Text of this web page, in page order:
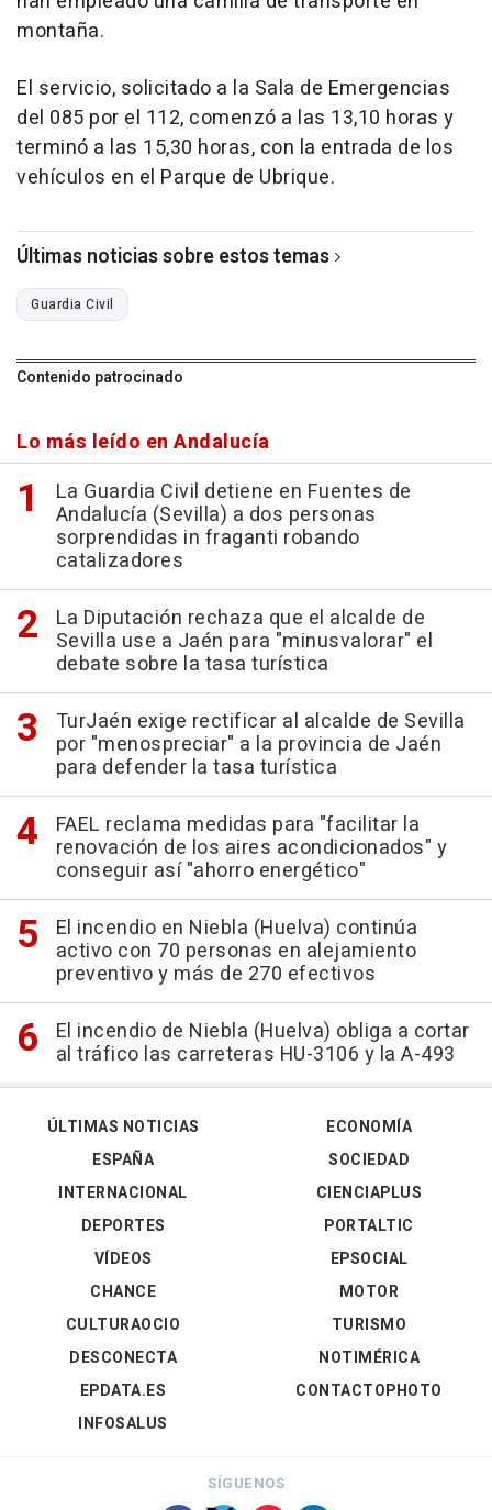
montaña.
El servicio, solicitado a la Sala de Emergencias
del 085 por el 112, comenzó a las 13,10 horas y
terminó a las 15,30 horas, con la entrada de los
vehículos en el Parque de Ubrique.
Últimas noticias sobre estos temas
Guardia Civil
Contenido patrocinado
Lo más leído en Andalucía
La Guardia Civil detiene en Fuentes de
Andalucía (Sevilla) a dos personas
sorprendidas in fraganti robando
catalizadores
La Diputación rechaza que el alcalde de
Sevilla use a Jaén para "minusvalorar" el
debate sobre la tasa turística
TurJaén exige rectificar al alcalde de Sevilla
por "menospreciar" a la provincia de Jaén
para defender la tasa turística
FAEL reclama medidas para "facilitar la
renovación de los aires acondicionados" y
conseguir así "ahorro energético"
El incendio en Niebla (Huelva) continúa
activo con 70 personas en alejamiento
preventivo y más de 270 efectivos
El incendio de Niebla (Huelva) obliga a cortar
al tráfico las carreteras HU-3106 y la A-493
ÚLTIMAS NOTICIAS
ESPAÑA
INTERNACIONAL
DEPORTES
VÍDEOS
ECONOMÍA
SOCIEDAD
CIENCIAPLUS
PORTALTIC
EPSOCIAL
CHANCE
CULTURAOCIO
DESCONECTA
EPDATA.ES
INFOSALUS
MOTOR
TURISMO
NOTIMÉRICA
CONTACTOPHOTO
SÍGUENOS